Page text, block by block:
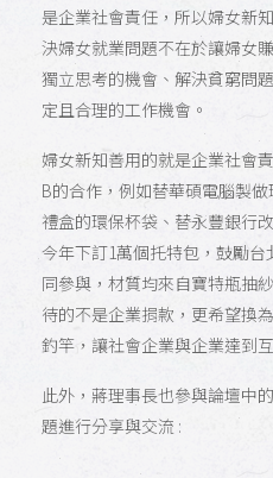
是企業社會責任，所以婦女新
決婦女就業問題不在於讓婦女
獨立思考的機會、解決貧窮問
定且合理的工作機會。
婦女新知善用的就是企業社會
B的合作，例如替華碩電腦製
禮盒的環保杯袋、替永豐銀行
今年下訂1萬個托特包，鼓勵
同參與，材質均來自寶特瓶抽
待的不是企業捐款，更希望換
釣竿，讓社會企業與企業達到
此外，蔣理事長也參與論壇中
題進行分享與交流 :